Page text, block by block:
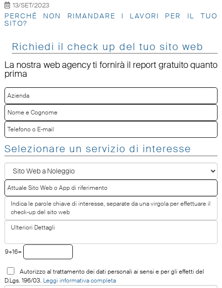
13/SET/2023
PERCHÉ NON RIMANDARE I LAVORI PER IL TUO
SITO?
Richiedi il check up del tuo sito web
La nostra web agency ti fornirà il report gratuito quanto
prima
Selezionare un servizio di interesse
9+16=
Autorizzo al trattamento dei dati personali ai sensi e per gli effetti del
D.Lgs. 196/03. Leggi informativa completa